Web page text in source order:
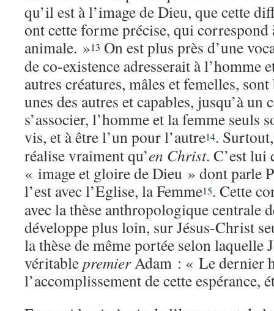
qu’il est à l’image de Dieu, que cette
ont cette forme précise, qui correspond
animale. »13 On est plus près d’une
de co-existence adresserait à l’homme
autres créatures, mâles et femelles,
unes des autres et capables, jusqu’à un
s’associer, l’homme et la femme seuls
vis, et à être l’un pour l’autre14.
réalise vraiment qu’en Christ. C’est lui
« image et gloire de Dieu » dont parle
l’est avec l’Eglise, la Femme15. Cette
avec la thèse anthropologique centrale
développe plus loin, sur Jésus-Christ
la thèse de même portée selon laquelle
véritablepremierAdam : « Le dernier
l’accomplissement de cette espérance,